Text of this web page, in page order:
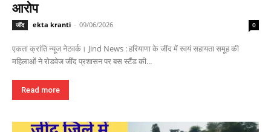
आरोप
जींद ekta kranti - 09/06/2026 0
एकता क्रांति न्यूज नेटवर्क। Jind News : हरियाणा के जींद में स्वयं सहायता समूह की
महिलाओं ने रोडवेज जींद प्रशासन पर बस स्टैंड की...
Read more